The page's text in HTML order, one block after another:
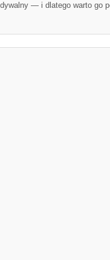
— i dlatego warto go